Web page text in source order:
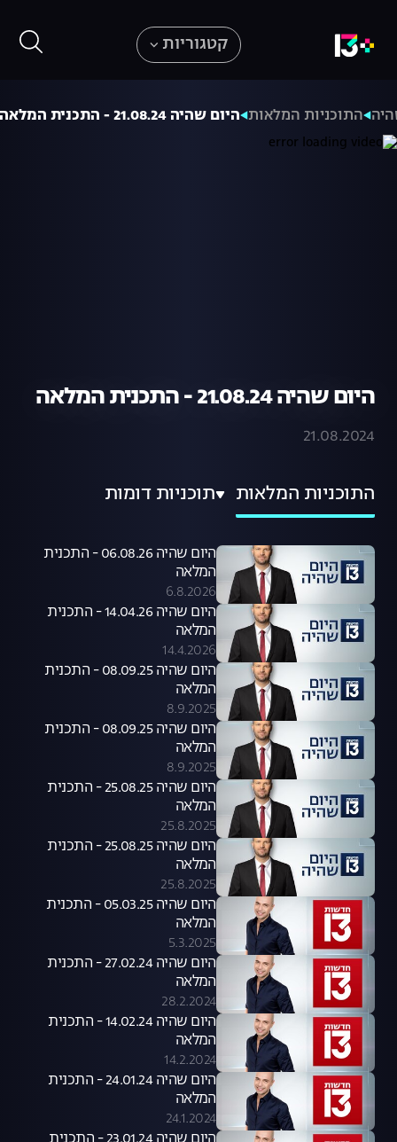
קטגוריות
התוכניות המלאות היום שהיה 21.08.24 - התכנית המלאה
היום שהיה 21.08.24 - התכנית המלאה
21.08.2024
התוכניות המלאות תוכניות דומות
היום שהיה 06.08.26 - התכנית
המלאה
6.8.2026
היום שהיה 14.04.26 - התכנית
המלאה
14.4.2026
היום שהיה 08.09.25 - התכנית
המלאה
8.9.2025
היום שהיה 08.09.25 - התכנית
המלאה
8.9.2025
היום שהיה 25.08.25 - התכנית
המלאה
25.8.2025
היום שהיה 25.08.25 - התכנית
המלאה
25.8.2025
היום שהיה 05.03.25 - התכנית
המלאה
5.3.2025
היום שהיה 27.02.24 - התכנית
המלאה
28.2.2024
היום שהיה 14.02.24 - התכנית
המלאה
14.2.2024
היום שהיה 24.01.24 - התכנית
המלאה
24.1.2024